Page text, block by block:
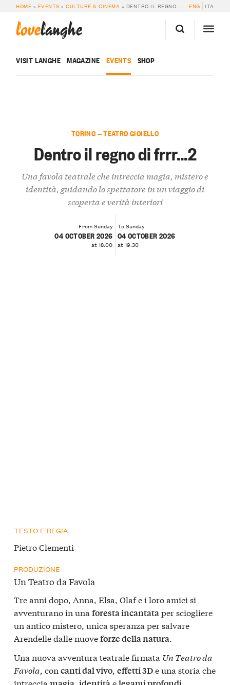
HOME » EVENTS »CULTURE & CINEMA » DENTRO IL REGNO DI FRRR…2 ENG ITA
lovelanghe
VISIT LANGHE MAGAZINE EVENTS SHOP
TORINO — TEATRO GIOIELLO
Dentro il regno di frrr…2
Una favola teatrale che intreccia magia, mistero e
identità, guidando lo spettatore in un viaggio di
scoperta e verità interiori
From Sunday
04 OCTOBER 2026
at 18:00
To Sunday
04 OCTOBER 2026
at 19:30
TESTO E REGIA
Pietro Clementi
PRODUZIONE
Un Teatro da Favola
Tre anni dopo, Anna, Elsa, Olaf e i loro amici si
avventurano in una foresta incantata per sciogliere
un antico mistero, unica speranza per salvare
Arendelle dalle nuoveforze della natura
Una nuova avventura teatrale firmata Un Teatro da
Favola, con canti dal vivo, effetti 3De una storia che